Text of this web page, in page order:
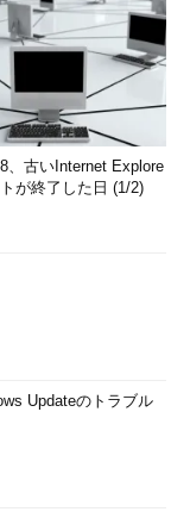
、古いInternet Explore
が終了した日 (1/2)
Updateのトラブル